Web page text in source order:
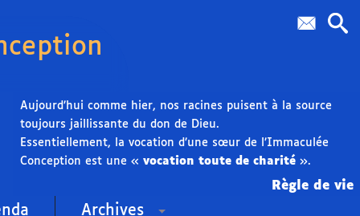
Règle de vie
Aujourd’hui comme hier, nos racines puisent à la source
toujours jaillissante du don de Dieu.
Essentiellement, la vocation d’une sœur de l’Immaculée
Conception est une « vocation toute de charité».
Archives